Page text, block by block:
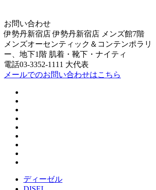
お問い合わせ
伊勢丹新宿店 伊勢丹新宿店 メンズ館7階
メンズオーセンティック＆コンテンポラリ
ー、地下1階 肌着・靴下・ナイティ
電話03-3352-1111 大代表
メールでのお問い合わせはこちら
ディーゼル